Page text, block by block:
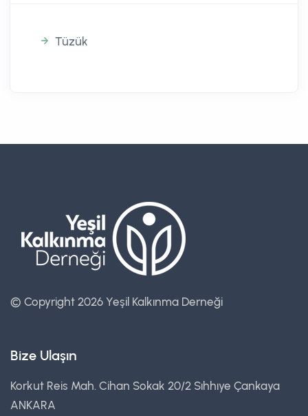
Tüzük
© Copyright 2026 Yeşil Kalkınma Derneği
Bize Ulaşın
Korkut Reis Mah. Cihan Sokak 20/2 Sıhhıye Çankaya
ANKARA